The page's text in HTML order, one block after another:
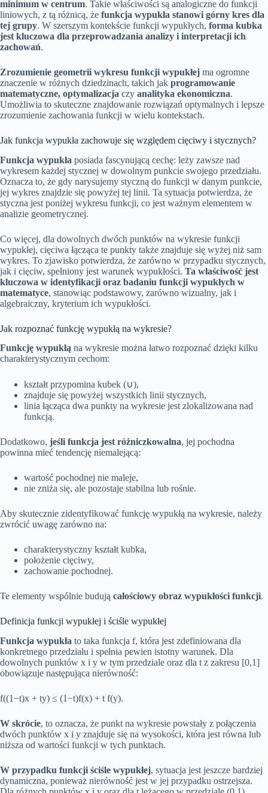
minimum w centrum. Takie właściwości są analogiczne do funkcji
liniowych, z tą różnicą, że funkcja wypukła stanowi górny kres dla
tej grupy. W szerszym kontekście funkcji wypukłych, forma kubka
jest kluczowa dla przeprowadzania analizy i interpretacji ich
zachowań.
Zrozumienie geometrii wykresu funkcji wypukłej ma ogromne
znaczenie w różnych dziedzinach, takich jak programowanie
matematyczne, optymalizacja czy analityka ekonomiczna.
Umożliwia to skuteczne znajdowanie rozwiązań optymalnych i lepsze
zrozumienie zachowania funkcji w wielu kontekstach.
Jak funkcja wypukła zachowuje się względem cięciwy i stycznych?
Funkcja wypukła posiada fascynującą cechę: leży zawsze nad
wykresem każdej stycznej w dowolnym punkcie swojego przedziału.
Oznacza to, że gdy narysujemy styczną do funkcji w danym punkcie,
jej wykres znajdzie się powyżej tej linii. Ta sytuacja potwierdza, że
styczna jest poniżej wykresu funkcji, co jest ważnym elementem w
analizie geometrycznej.
Co więcej, dla dowolnych dwóch punktów na wykresie funkcji
wypukłej, cięciwa łącząca te punkty także znajduje się wyżej niż sam
wykres. To zjawisko potwierdza, że zarówno w przypadku stycznych,
jak i cięciw, spełniony jest warunek wypukłości. Ta właściwość jest
kluczowa w identyfikacji oraz badaniu funkcji wypukłych w
matematyce, stanowiąc podstawowy, zarówno wizualny, jak i
algebraiczny, kryterium ich wypukłości.
Jak rozpoznać funkcję wypukłą na wykresie?
Funkcję wypukłą na wykresie można łatwo rozpoznać dzięki kilku
charakterystycznym cechom:
kształt przypomina kubek (∪),
znajduje się powyżej wszystkich linii stycznych,
linia łącząca dwa punkty na wykresie jest zlokalizowana nad
funkcją.
Dodatkowo, jeśli funkcja jest różniczkowalna, jej pochodna
powinna mieć tendencję niemalejącą:
wartość pochodnej nie maleje,
nie zniża się, ale pozostaje stabilna lub rośnie.
Aby skutecznie zidentyfikować funkcję wypukłą na wykresie, należy
zwrócić uwagę zarówno na:
charakterystyczny kształt kubka,
położenie cięciwy,
zachowanie pochodnej.
Te elementy wspólnie budują całościowy obraz wypukłości funkcji.
Definicja funkcji wypukłej i ściśle wypukłej
Funkcja wypukła to taka funkcja f, która jest zdefiniowana dla
konkretnego przedziału i spełnia pewien istotny warunek. Dla
dowolnych punktów x i y w tym przedziale oraz dla t z zakresu [0,1]
obowiązuje następująca nierówność:
f((1−t)x + ty) ≤ (1−t)f(x) + t f(y).
W skrócie, to oznacza, że punkt na wykresie powstały z połączenia
dwóch punktów x i y znajduje się na wysokości, która jest równa lub
niższa od wartości funkcji w tych punktach.
W przypadku funkcji ściśle wypukłej, sytuacja jest jeszcze bardziej
dynamiczna, ponieważ nierówność jest w jej przypadku ostrzejsza.